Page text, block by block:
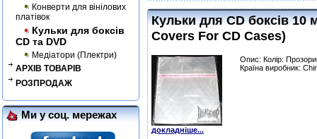
Конверти для вінілових
платівок
Кульки для боксів
CD та DVD
Медіатори (Плектри)
АРХІВ ТОВАРІВ
РОЗПРОДАЖ
Ми у соц. мережах
Кульки для CD боксів 10
Covers For CD Cases)
докладніше...
Опис: Колір:
Країна виробник: